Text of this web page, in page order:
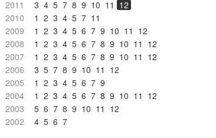
2011
3 4 5 7 8 9 10 11 12
2010
1 2 3 4 5 7 11
2009
1 2 3 4 5 6 7 9 10 11 12
2008
1 2 3 4 5 6 7 8 9 10 11 12
2007
1 2 3 4 5 6 7 8 9 10 11 12
2006
3 5 7 8 9 10 11 12
2005
1 2 3 4 5 6 7 9
2004
1 2 3 4 5 6 7 8 9 10 11 12
2003
5 6 7 8 9 10 11 12
2002
4 5 6 7